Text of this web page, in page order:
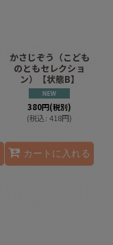
かさじぞう（こども
のともセレクショ
ン）【状態B】
380円(税別)
(税込: 418円)
カートに入れる